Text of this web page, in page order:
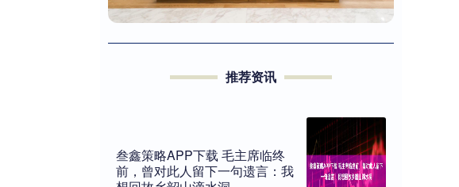
推荐资讯
叁鑫策略APP下载 毛主席临终
前，曾对此人留下一句遗言：我